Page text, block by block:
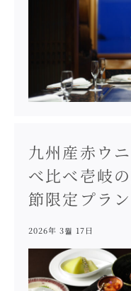
九州産赤ウ
べ比べ壱岐
節限定プラ
2026年 3월 17日